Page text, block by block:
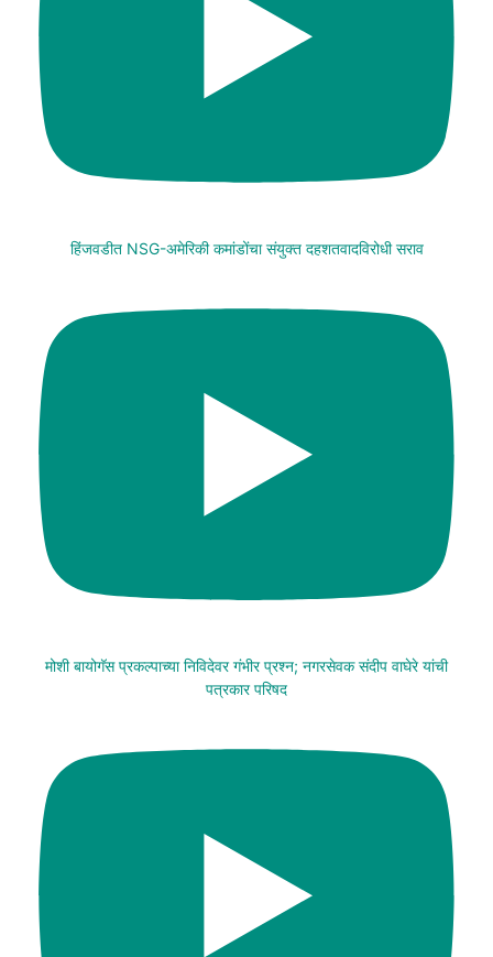
हिंजवडीत NSG-अमेरिकी कमांडोंचा संयुक्त दहशतवादविरोधी सराव
मोशी बायोगॅस प्रकल्पाच्या निविदेवर गंभीर प्रश्न; नगरसेवक संदीप वाघेरे यांची
पत्रकार परिषद